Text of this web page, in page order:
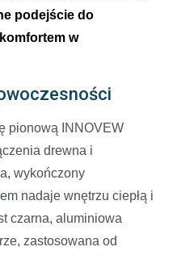
podejście do
w
pionową INNOVEW
drewna i
wykończony
nadaje wnętrzu ciepłą i
czarna, aluminiowa
zastosowana od